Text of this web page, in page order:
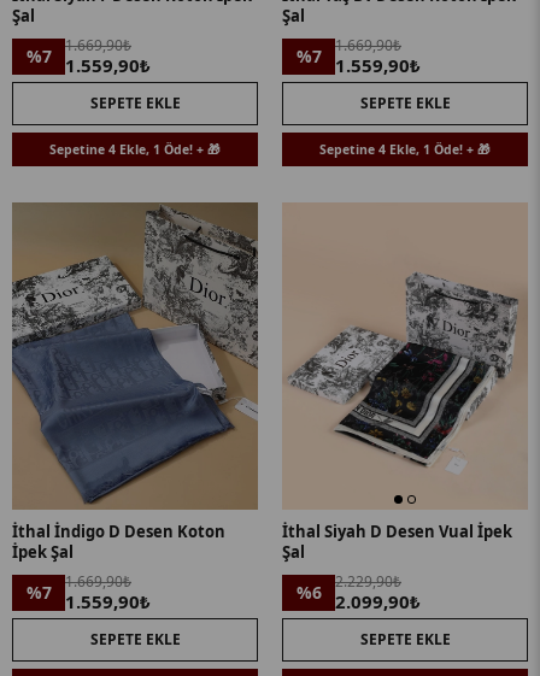
Şal
%7 1.669,90₺
1.559,90₺
SEPETE EKLE
Sepetine 4 Ekle, 1 Öde! + 🎁
Şal
%7 1.669,90₺
1.559,90₺
SEPETE EKLE
Sepetine 4 Ekle, 1 Öde! + 🎁
İthal İndigo D Desen Koton
İpek Şal
%7 1.669,90₺
1.559,90₺
SEPETE EKLE
İthal Siyah D Desen Vual İpek
Şal
%6 2.229,90₺
2.099,90₺
SEPETE EKLE